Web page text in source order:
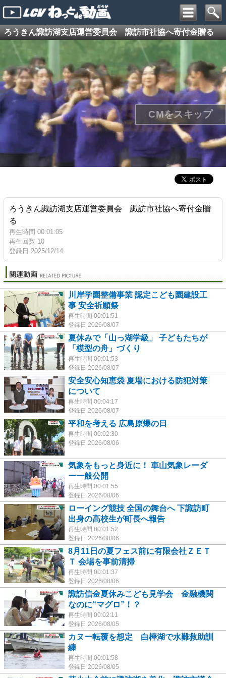
ろうきん諏訪湖支店運営委員会 諏訪市社協へ寄付金贈る
ろうきん諏訪湖支店運営委員会 諏訪市社協へ寄付金贈
る
再生時間 00:01:05
再生回数 10
登録日 2025/12/14
川岸学園整備事業 認定こども園建設工
事 安全祈願祭
再生時間 00:01:51
登録日 2026/08/07
夏休みで「山っ湖学級」 子どもたちが
「模型の舟」づくり
再生時間 00:01:53
登録日 2026/08/07
安全安心知恵袋 夏場における防犯対策
について
再生時間 00:04:17
登録日 2026/08/07
平和を考える 広島原爆の日
再生時間 00:02:30
登録日 2026/08/06
気象をもっと身近に！ 車山気象レーダ
ー一般公開
再生時間 00:01:55
登録日 2026/08/06
ローイング競技 全国の舞台へ 下諏訪町
出身の高校生が町長へ報告
再生時間 00:01:52
登録日 2026/08/06
8月11日の夏フェス前に有限会社ＺＥＴ
Ｔ 会場を事前清掃
再生時間 00:01:37
登録日 2026/08/06
諏訪信金夏休みこども見学会 金融機関
なのに“マグロ”！？
再生時間 00:02:11
登録日 2026/08/05
カヌー転覆を想定 白樺湖で水難救助訓
練
再生時間 00:01:58
登録日 2026/08/05